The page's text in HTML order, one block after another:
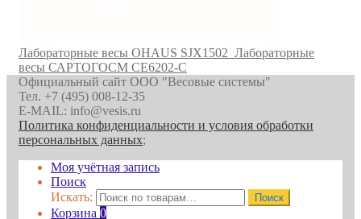
Лабораторные весы OHAUS SJX1502 Лабораторные
весы САРТОГОСМ CE6202-C
Официальный сайт ООО "Весовые системы"
Тел. +7 (495) 008-12-35
E-MAIL: info@vesis.ru
Политика конфиденциальности и условия обработки
персональных данных;
Моя учётная запись
Поиск
Искать:
Поиск
Корзина 0